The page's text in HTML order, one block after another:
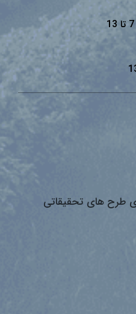
7 تا 13
طرح های تحقیقاتی